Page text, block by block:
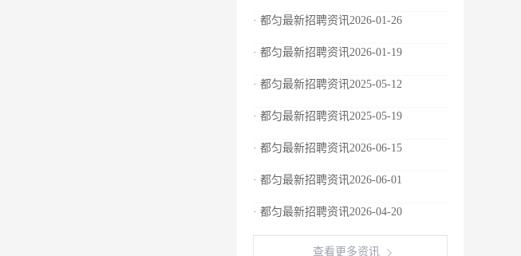
· 都匀最新招聘资讯2026-01-26
· 都匀最新招聘资讯2026-01-19
· 都匀最新招聘资讯2025-05-12
· 都匀最新招聘资讯2025-05-19
· 都匀最新招聘资讯2026-06-15
· 都匀最新招聘资讯2026-06-01
· 都匀最新招聘资讯2026-04-20
查看更多资讯